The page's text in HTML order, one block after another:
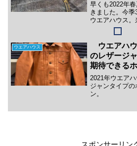
早くも2022年
きました。今
ウエアハウス
登場します。
製造された股
ッチモデルこ
が別注し...
ウエアハウス
ウエアハ
のレザージ
期待できる
2021年ウエア
ジャンタイプ
ン。
スポンサーリン